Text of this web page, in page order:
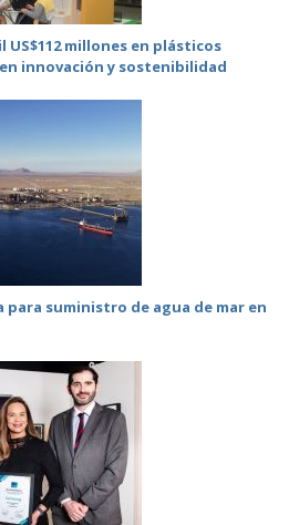
millones en plásticos
innovación y sostenibilidad
suministro de agua de mar en